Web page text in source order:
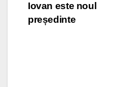
Iovan este noul
președinte